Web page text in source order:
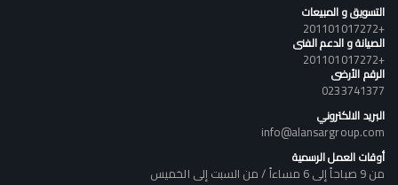
التسويق و المبيعات
+201101017272
الصيانة و الدعم الفنى
+201101017272
الرقم الأرضى
0233741377
البريد الالكتروني
info@alansargroup.com
أوقات العمل الرسمية
من 9 صباحاً إلى 6 مساءاً / من السبت إلى الخميس